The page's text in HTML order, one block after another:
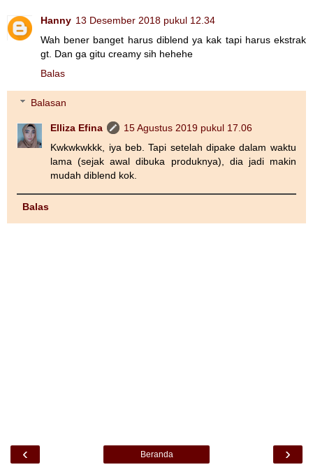
Hanny 13 Desember 2018 pukul 12.34
Wah bener banget harus diblend ya kak tapi harus ekstrak
gt. Dan ga gitu creamy sih hehehe
Balas
Balasan
Elliza Efina
15 Agustus 2019 pukul 17.06
Kwkwkwkkk, iya beb. Tapi setelah dipake dalam waktu
lama (sejak awal dibuka produknya), dia jadi makin
mudah diblend kok.
Balas
‹ ›
Beranda